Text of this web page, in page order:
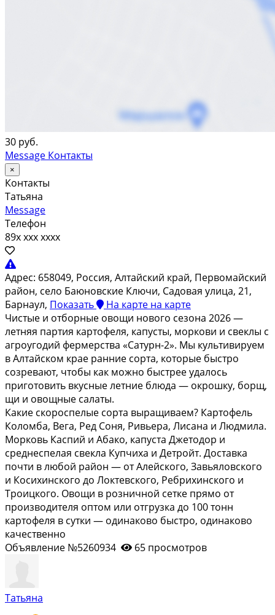
30 руб.
Message Контакты
×
Контакты
Татьяна
Message
Телефон
89x xxx xxxx
Адрес: 658049, Россия, Алтайский край, Первомайский
район, село Баюновские Ключи, Садовая улица, 21,
Барнаул, Показать На карте на карте
Чистые и отборные овощи нового сезона 2026 —
летняя партия картофеля, капусты, моркови и свеклы с
агроугодий фермерства «Сатурн-2». Мы культивируем
в Алтайском крае ранние сорта, которые быстро
созревают, чтобы как можно быстрее удалось
приготовить вкусные летние блюда — окрошку, борщ,
щи и овощные салаты.
Какие скороспелые сорта выращиваем? Картофель
Коломба, Вега, Ред Соня, Ривьера, Лисана и Людмила.
Морковь Каспий и Абако, капуста Джетодор и
среднеспелая свекла Купчиха и Детройт. Доставка
почти в любой район — от Алейского, Завьяловского
и Косихинского до Локтевского, Ребрихинского и
Троицкого. Овощи в розничной сетке прямо от
производителя оптом или отгрузка до 100 тонн
картофеля в сутки — одинаково быстро, одинаково
качественно
Объявление №5260934
65 просмотров
Татьяна